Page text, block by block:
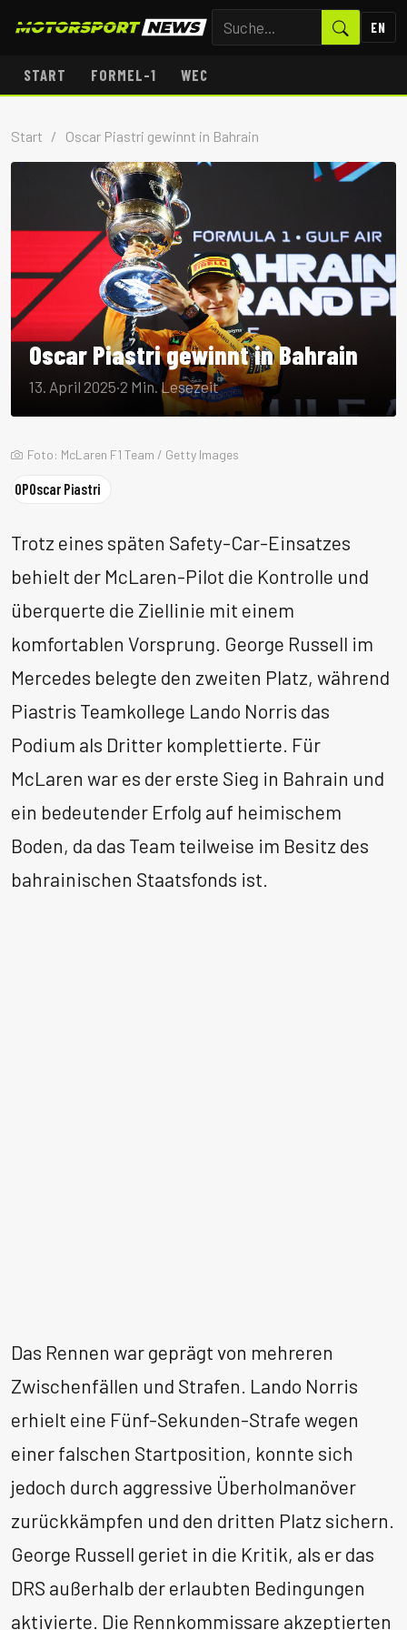
EN
START FORMEL-1 WEC
Start / Oscar Piastri gewinnt in Bahrain
Oscar Piastri gewinnt in Bahrain
13. April 2025·2 Min. Lesezeit
Foto: McLaren F1 Team / Getty Images
OPOscar Piastri
Trotz eines späten Safety-Car-Einsatzes
behielt der McLaren-Pilot die Kontrolle und
überquerte die Ziellinie mit einem
komfortablen Vorsprung. George Russell im
Mercedes belegte den zweiten Platz, während
Piastris Teamkollege Lando Norris das
Podium als Dritter komplettierte. Für
McLaren war es der erste Sieg in Bahrain und
ein bedeutender Erfolg auf heimischem
Boden, da das Team teilweise im Besitz des
bahrainischen Staatsfonds ist. ​
Das Rennen war geprägt von mehreren
Zwischenfällen und Strafen. Lando Norris
erhielt eine Fünf-Sekunden-Strafe wegen
einer falschen Startposition, konnte sich
jedoch durch aggressive Überholmanöver
zurückkämpfen und den dritten Platz sichern.
George Russell geriet in die Kritik, als er das
DRS außerhalb der erlaubten Bedingungen
aktivierte. Die Rennkommissare akzeptierten